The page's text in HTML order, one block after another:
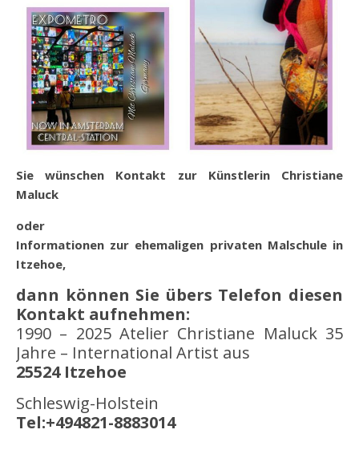
Sie wünschen Kontakt zur Künstlerin Christiane
Maluck
oder
Informationen zur ehemaligen privaten Malschule in
Itzehoe,
dann können Sie übers Telefon diesen
Kontakt aufnehmen:
1990 – 2025 Atelier Christiane Maluck 35
Jahre – International Artist aus
25524 Itzehoe
Schleswig-Holstein
Tel:+494821-8883014